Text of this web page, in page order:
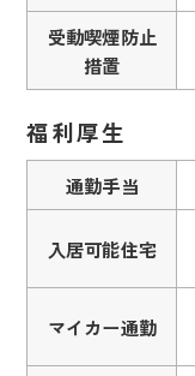
受動喫煙防止
措置
福利厚生
通勤手当
入居可能住宅
マイカー通勤